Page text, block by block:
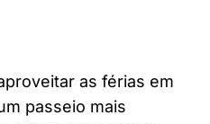
as férias em
passeio mais